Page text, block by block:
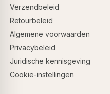
Verzendbeleid
Retourbeleid
Algemene voorwaarden
Privacybeleid
Juridische kennisgeving
Cookie-instellingen